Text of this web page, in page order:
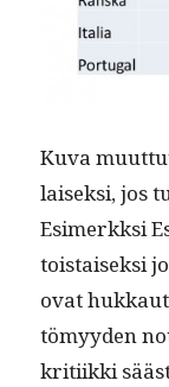
Kuva
laisek­si, jos
Esimerkksi
tois­taisek­si
ovat
tömyy­den
kri­ti­ik­ki